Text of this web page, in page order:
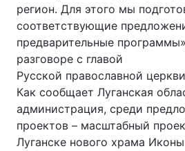
Головна Війна
Україна
Економіка Світ
Спорт
регион. Для этого мы
соответствующие
предварительные
разговоре с главой
Русской православной
Как сообщает Луганская
администрация, среди
проектов – масштабный
Луганске нового храма